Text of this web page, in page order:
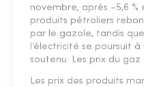
novembre, après –5,6
produits pétroliers
par le gazole, tandis
l’électricité se poursuit
soutenu. Les prix du
Les prix des produits